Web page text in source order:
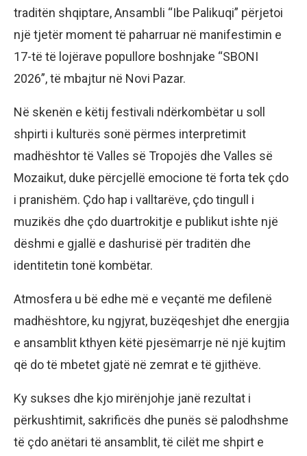
traditën shqiptare, Ansambli “Ibe Palikuqi” përjetoi
një tjetër moment të paharruar në manifestimin e
17-të të lojërave popullore boshnjake “SBONI
2026”, të mbajtur në Novi Pazar.
Në skenën e këtij festivali ndërkombëtar u soll
shpirti i kulturës sonë përmes interpretimit
madhështor të Valles së Tropojës dhe Valles së
Mozaikut, duke përcjellë emocione të forta tek çdo
i pranishëm. Çdo hap i valltarëve, çdo tingull i
muzikës dhe çdo duartrokitje e publikut ishte një
dëshmi e gjallë e dashurisë për traditën dhe
identitetin tonë kombëtar.
Atmosfera u bë edhe më e veçantë me defilenë
madhështore, ku ngjyrat, buzëqeshjet dhe energjia
e ansamblit kthyen këtë pjesëmarrje në një kujtim
që do të mbetet gjatë në zemrat e të gjithëve.
Ky sukses dhe kjo mirënjohje janë rezultat i
përkushtimit, sakrificës dhe punës së palodhshme
të çdo anëtari të ansamblit, të cilët me shpirt e